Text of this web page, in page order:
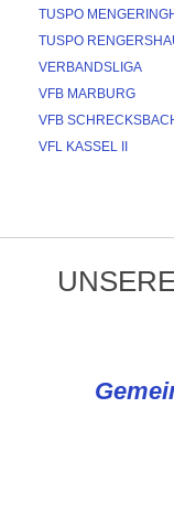
TUSPO
TUSPO
VERBANDSLIGA
VFB MARBURG
VFB
VFL KASSEL II